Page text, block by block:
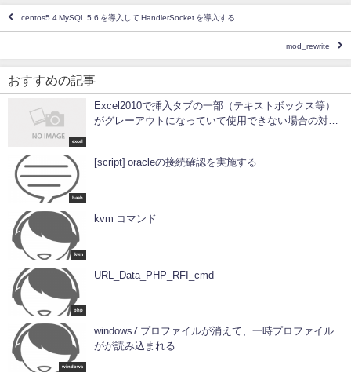
centos5.4 MySQL 5.6 を導入して HandlerSocket を導入する
mod_rewrite
おすすめの記事
excel
Excel2010で挿入タブの一部（テキストボックス等）
がグレーアウトになっていて使用できない場合の対処
bash
[script] oracleの接続確認を実施する
kvm
kvm コマンド
php
URL_Data_PHP_RFI_cmd
windows
windows7 プロファイルが消えて、一時プロファイル
がが読み込まれる